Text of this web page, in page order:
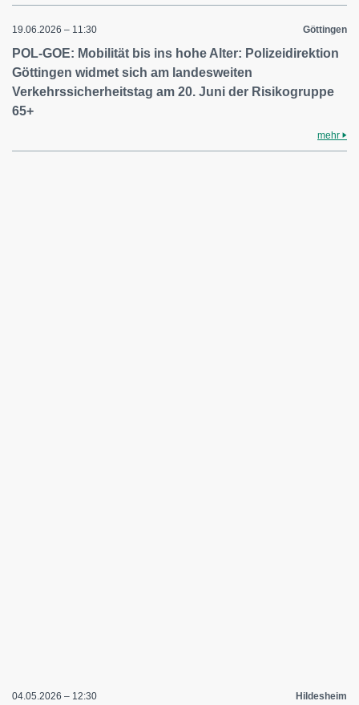
19.06.2026 – 11:30 Göttingen
POL-GOE: Mobilität bis ins hohe Alter: Polizeidirektion
Göttingen widmet sich am landesweiten
Verkehrssicherheitstag am 20. Juni der Risikogruppe
65+
mehr
04.05.2026 – 12:30 Hildesheim